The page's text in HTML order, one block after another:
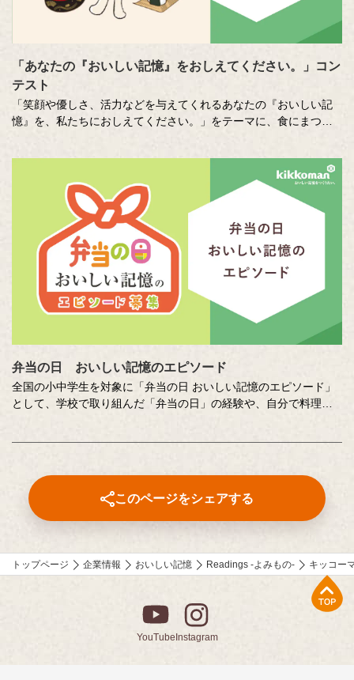
「あなたの『おいしい記憶』をおしえてください。」コン
テスト
「笑顔や優しさ、活力などを与えてくれるあなたの『おいしい記
憶』を、私たちにおしえてください。」をテーマに、食にまつわ
各年代から数多くのこころあたたまる作品が寄せられています。
少し前向きになれる、今が大切になる。そんな「おいしい記憶」
をつづった、歴代の受賞作品をご紹介します。
弁当の日 おいしい記憶のエピソード
全国の小中学生を対象に「弁当の日 おいしい記憶のエピソード」
として、学校で取り組んだ「弁当の日」の経験や、自分で料理を
ならでは、小中学生ならではのエピソードがとても印象的です。
このページをシェアする
トップページ 企業情報 おいしい記憶 Readings -よみもの- キッコー
YouTubeInstagram